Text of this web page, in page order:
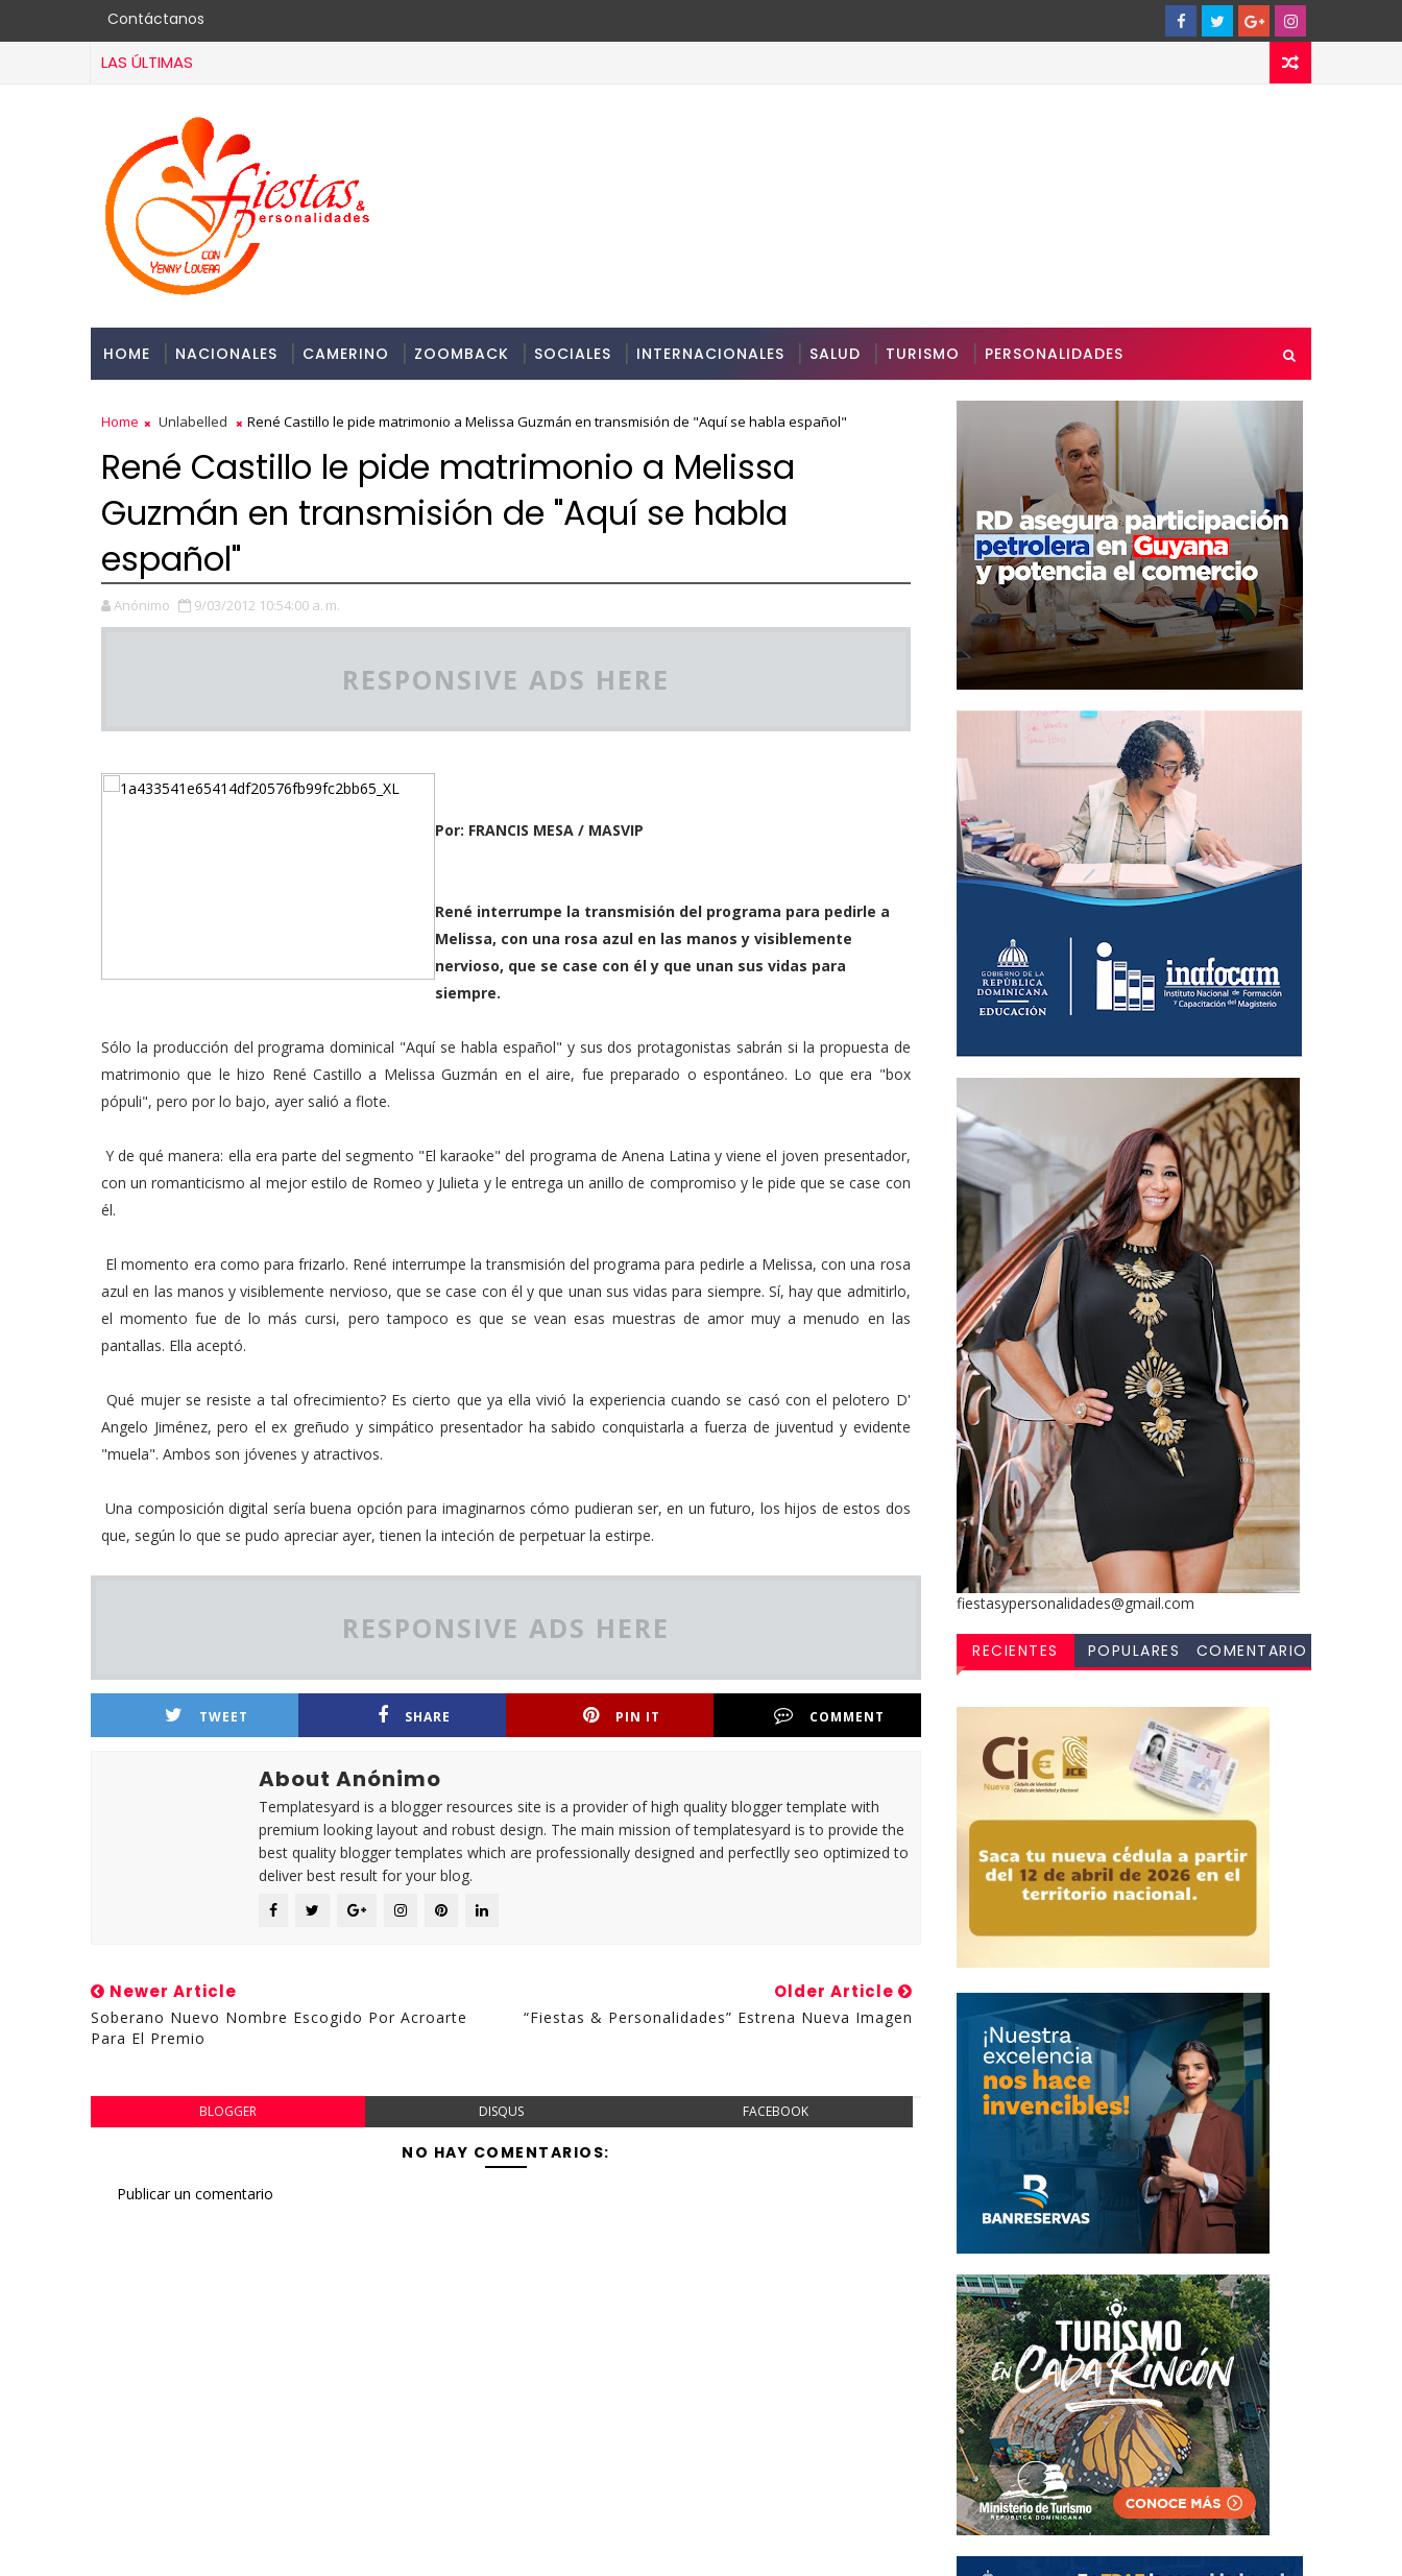
Contáctanos
LAS ÚLTIMAS
HOME NACIONALES CAMERINO ZOOMBACK SOCIALES INTERNACIONALES SALUD TURISMO PERSONALIDADES
Home Unlabelled René Castillo le pide matrimonio a Melissa Guzmán en transmisión de "Aquí se habla español"
René Castillo le pide matrimonio a Melissa
Guzmán en transmisión de "Aquí se habla
español"
Anónimo 9/03/2012 10:54:00 a. m.
RESPONSIVE ADS HERE
Por: FRANCIS MESA / MASVIP
René interrumpe la transmisión del programa para pedirle a
Melissa, con una rosa azul en las manos y visiblemente
nervioso, que se case con él y que unan sus vidas para
siempre.
Sólo la producción del programa dominical "Aquí se habla español" y sus dos protagonistas sabrán si la propuesta de
matrimonio que le hizo René Castillo a Melissa Guzmán en el aire, fue preparado o espontáneo. Lo que era "box
pópuli", pero por lo bajo, ayer salió a flote.
Y de qué manera: ella era parte del segmento "El karaoke" del programa de Anena Latina y viene el joven presentador,
con un romanticismo al mejor estilo de Romeo y Julieta y le entrega un anillo de compromiso y le pide que se case con
él.
El momento era como para frizarlo. René interrumpe la transmisión del programa para pedirle a Melissa, con una rosa
azul en las manos y visiblemente nervioso, que se case con él y que unan sus vidas para siempre. Sí, hay que admitirlo,
el momento fue de lo más cursi, pero tampoco es que se vean esas muestras de amor muy a menudo en las
pantallas. Ella aceptó.
Qué mujer se resiste a tal ofrecimiento? Es cierto que ya ella vivió la experiencia cuando se casó con el pelotero D'
Angelo Jiménez, pero el ex greñudo y simpático presentador ha sabido conquistarla a fuerza de juventud y evidente
"muela". Ambos son jóvenes y atractivos.
Una composición digital sería buena opción para imaginarnos cómo pudieran ser, en un futuro, los hijos de estos dos
que, según lo que se pudo apreciar ayer, tienen la inteción de perpetuar la estirpe.
RESPONSIVE ADS HERE
TWEET SHARE PIN IT COMMENT
About Anónimo
Templatesyard is a blogger resources site is a provider of high quality blogger template with
premium looking layout and robust design. The main mission of templatesyard is to provide the
best quality blogger templates which are professionally designed and perfectlly seo optimized to
deliver best result for your blog.
Newer Article
Soberano Nuevo Nombre Escogido Por Acroarte
Para El Premio
Older Article
“Fiestas & Personalidades” Estrena Nueva Imagen
BLOGGER DISQUS FACEBOOK
NO HAY COMENTARIOS:
Publicar un comentario
fiestasypersonalidades@gmail.com
RECIENTES POPULARES
COMENTARIO